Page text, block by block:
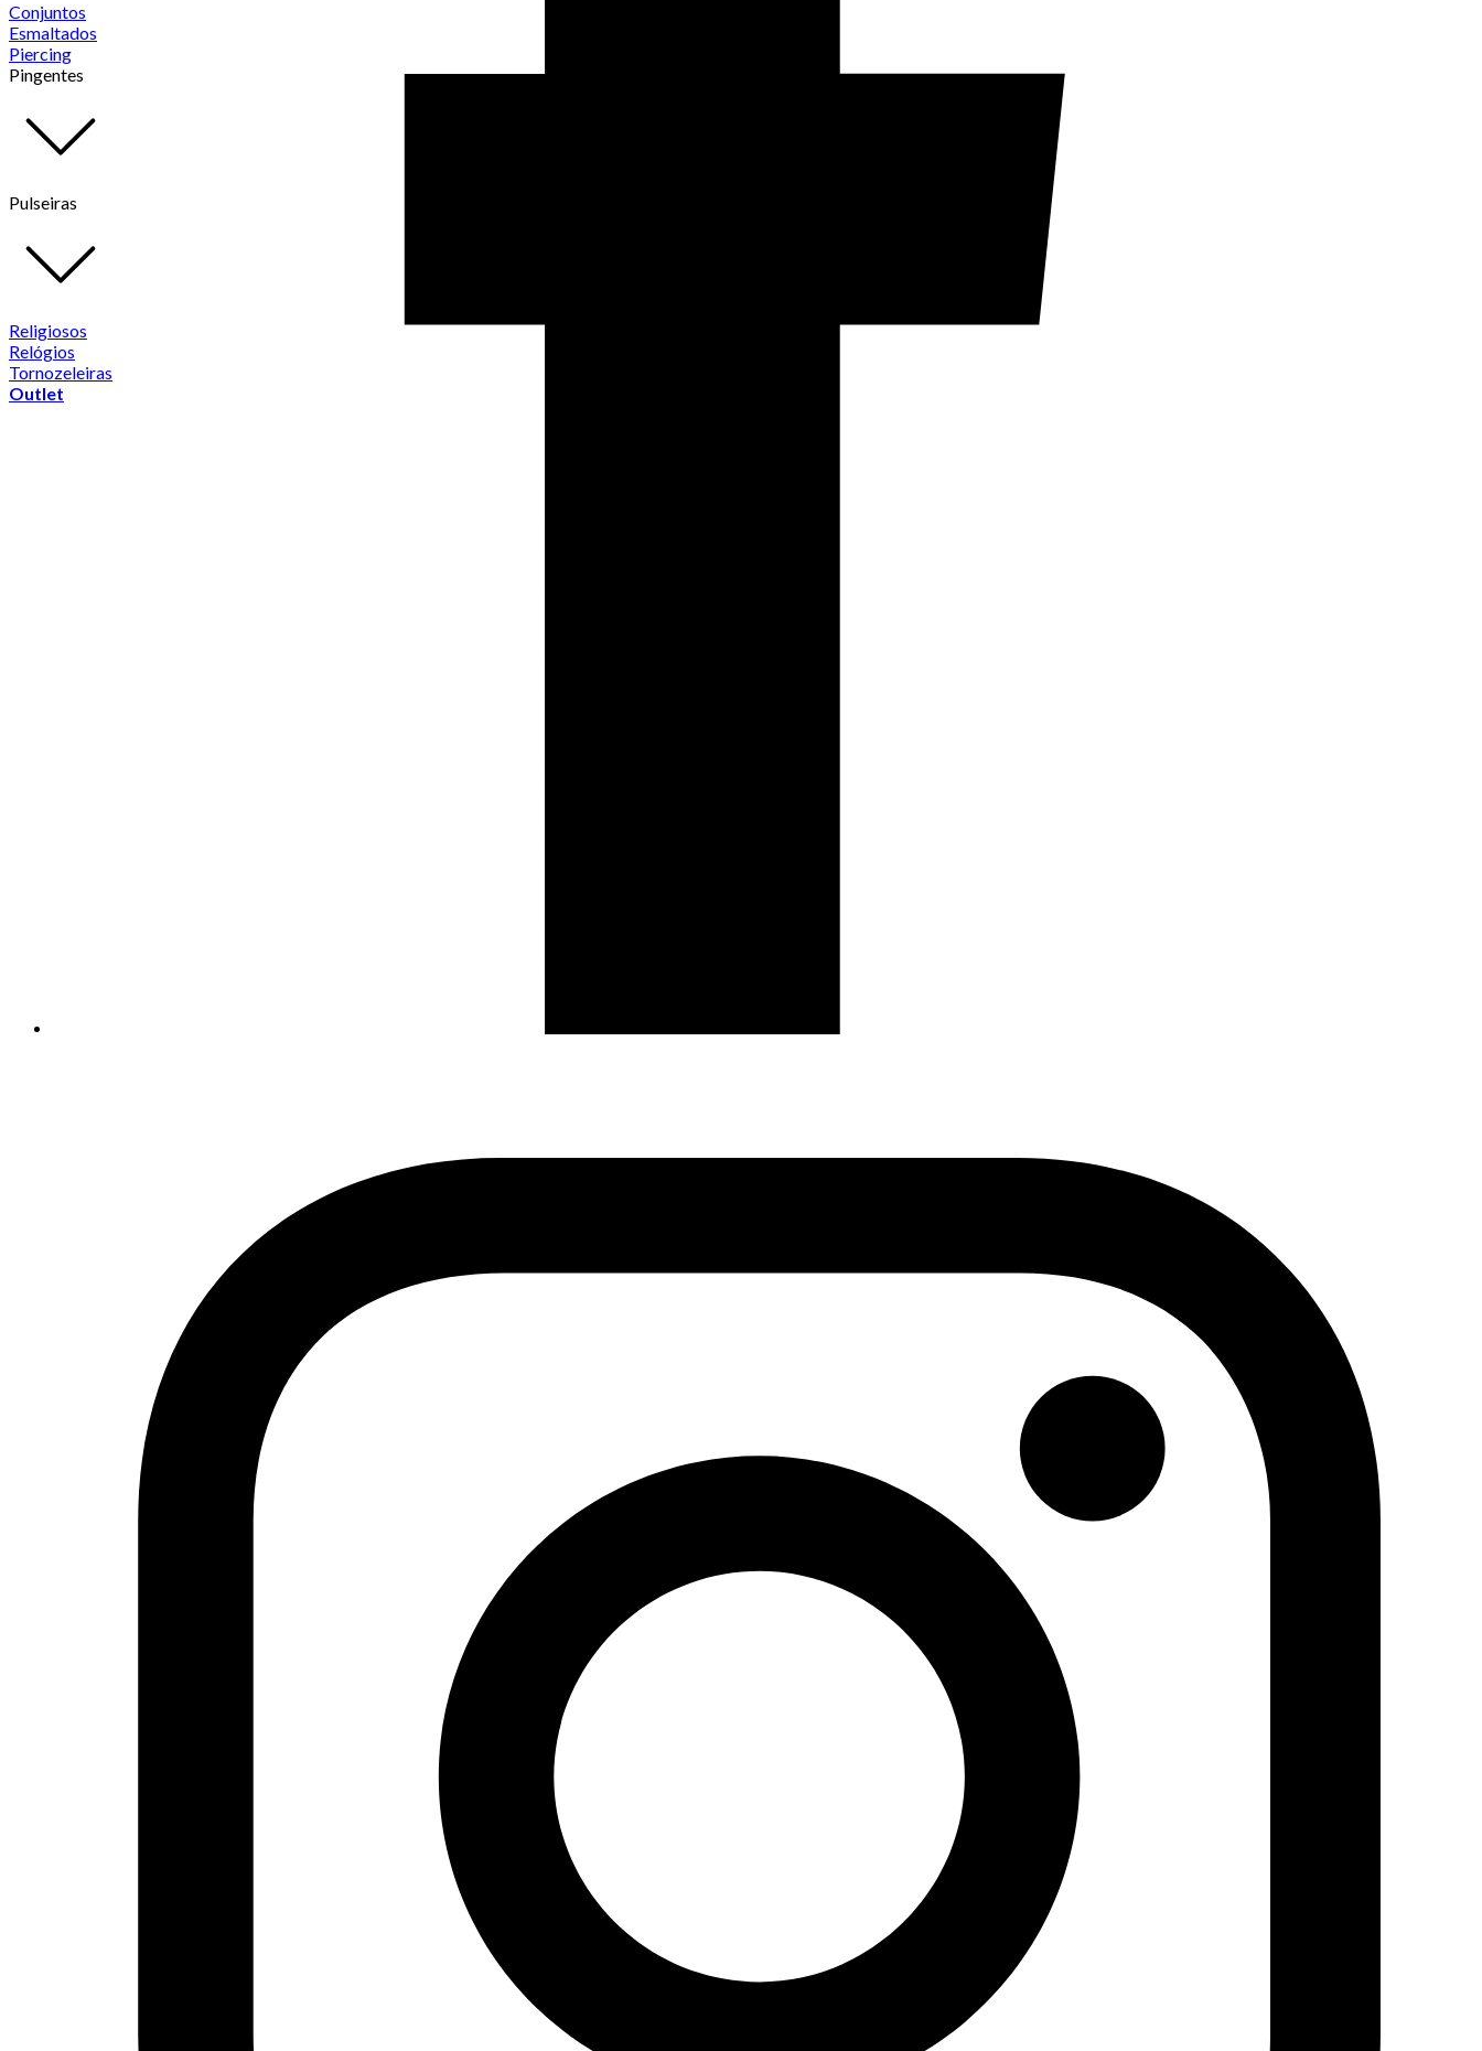
Conjuntos
Esmaltados
Piercing
Pingentes
Pulseiras
Religiosos
Relógios
Tornozeleiras
Outlet